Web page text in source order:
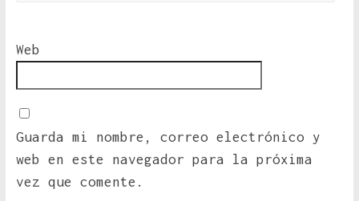
Web
Guarda mi nombre, correo electrónico y
web en este navegador para la próxima
vez que comente.